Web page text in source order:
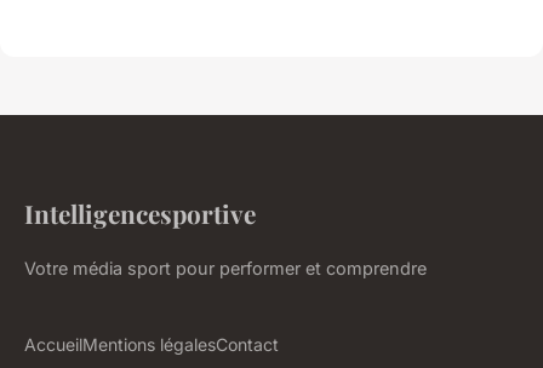
Intelligencesportive
Votre média sport pour performer et comprendre
AccueilMentions légalesContact